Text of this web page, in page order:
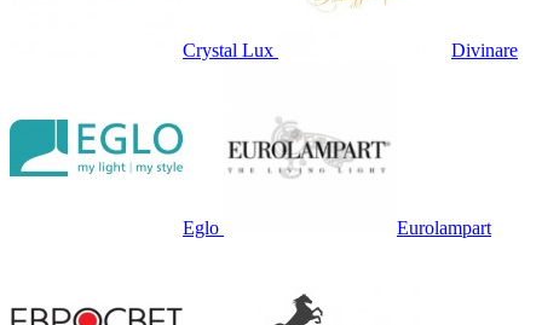
Crystal Lux Divinare
Eglo Eurolampart